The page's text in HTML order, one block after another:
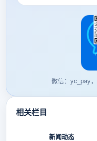
微信：yc_pay
相关栏目
新闻动态